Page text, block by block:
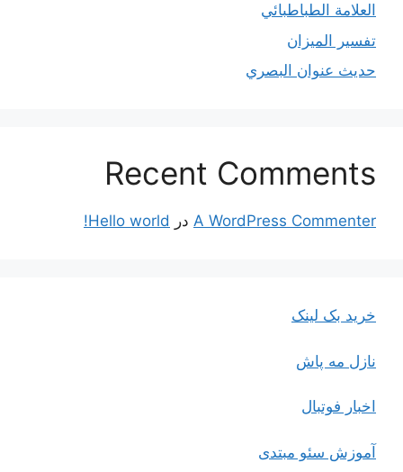
العلامة الطباطبائي
تفسير الميزان
حديث عنوان البصري
Recent Comments
A WordPress Commenter در Hello world!
خرید بک لینک
نازل مه پاش
اخبار فوتبال
آموزش سئو مبتدی